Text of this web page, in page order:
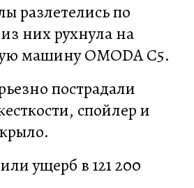
разлетелись по
из них рухнула на
машину OMODA C5.
пострадали
спойлер и
ущерб в 121 200